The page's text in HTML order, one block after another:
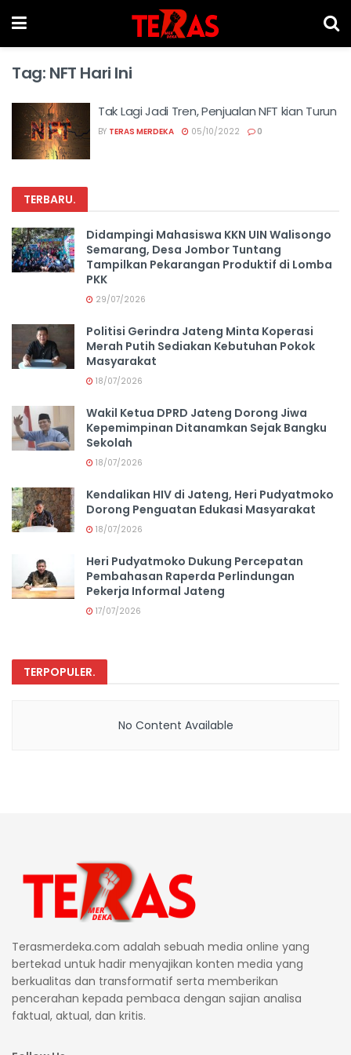
Tag: NFT Hari Ini
Tak Lagi Jadi Tren, Penjualan NFT kian Turun
BY TERAS MERDEKA 05/10/2022 0
TERBARU.
Didampingi Mahasiswa KKN UIN Walisongo
Semarang, Desa Jombor Tuntang
Tampilkan Pekarangan Produktif di Lomba
PKK
29/07/2026
Politisi Gerindra Jateng Minta Koperasi
Merah Putih Sediakan Kebutuhan Pokok
Masyarakat
18/07/2026
Wakil Ketua DPRD Jateng Dorong Jiwa
Kepemimpinan Ditanamkan Sejak Bangku
Sekolah
18/07/2026
Kendalikan HIV di Jateng, Heri Pudyatmoko
Dorong Penguatan Edukasi Masyarakat
18/07/2026
Heri Pudyatmoko Dukung Percepatan
Pembahasan Raperda Perlindungan
Pekerja Informal Jateng
17/07/2026
TERPOPULER.
No Content Available
Terasmerdeka.com adalah sebuah media online yang
bertekad untuk hadir menyajikan konten media yang
berkualitas dan transformatif serta memberikan
pencerahan kepada pembaca dengan sajian analisa
faktual, aktual, dan kritis.